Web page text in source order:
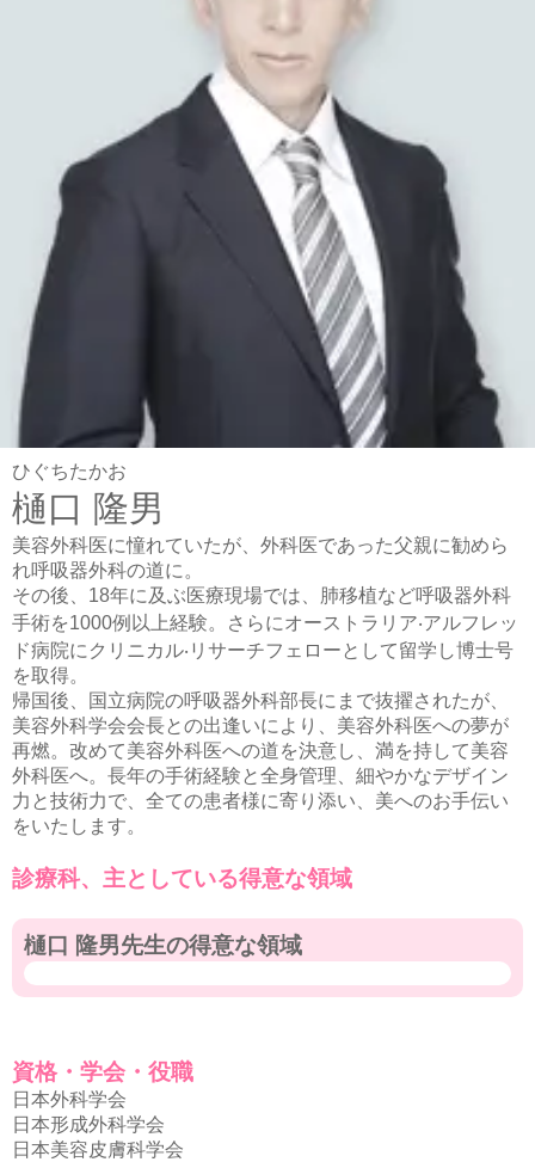
ひぐちたかお
樋口 隆男
美容外科医に憧れていたが、外科医であった⽗親に勧めら
れ呼吸器外科の道に。
その後、18年に及ぶ医療現場では、肺移植など呼吸器外科
手術を1000例以上経験。さらにオーストラリア‧アルフレッ
ド病院にクリニカル‧リサーチフェローとして留学し博士号
を取得。
帰国後、国立病院の呼吸器外科部⻑にまで抜擢されたが、
美容外科学会会⻑との出逢いにより、美容外科医への夢が
再燃。改めて美容外科医への道を決意し、満を持して美容
外科医へ。⻑年の⼿術経験と全身管理、細やかなデザイン
力と技術力で、全ての患者様に寄り添い、美へのお手伝い
をいたします。
診療科、主としている得意な領域
樋口 隆男先生の得意な領域
資格・学会・役職
日本外科学会
日本形成外科学会
日本美容⽪膚科学会